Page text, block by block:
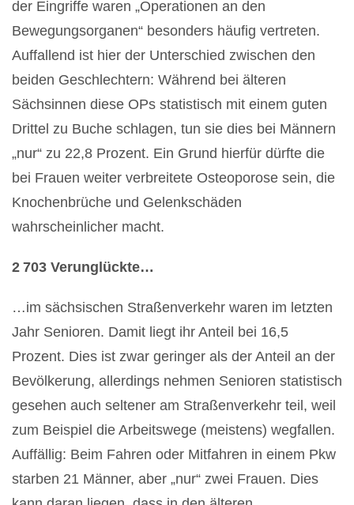
der Eingriffe waren „Operationen an den
Bewegungsorganen“ besonders häufig vertreten.
Auffallend ist hier der Unterschied zwischen den
beiden Geschlechtern: Während bei älteren
Sächsinnen diese OPs statistisch mit einem guten
Drittel zu Buche schlagen, tun sie dies bei Männern
„nur“ zu 22,8 Prozent. Ein Grund hierfür dürfte die
bei Frauen weiter verbreitete Osteoporose sein, die
Knochenbrüche und Gelenkschäden
wahrscheinlicher macht.
2 703 Verunglückte…
…im sächsischen Straßenverkehr waren im letzten
Jahr Senioren. Damit liegt ihr Anteil bei 16,5
Prozent. Dies ist zwar geringer als der Anteil an der
Bevölkerung, allerdings nehmen Senioren statistisch
gesehen auch seltener am Straßenverkehr teil, weil
zum Beispiel die Arbeitswege (meistens) wegfallen.
Auffällig: Beim Fahren oder Mitfahren in einem Pkw
starben 21 Männer, aber „nur“ zwei Frauen. Dies